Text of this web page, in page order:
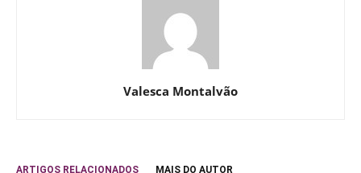
Valesca Montalvão
ARTIGOS RELACIONADOS MAIS DO AUTOR